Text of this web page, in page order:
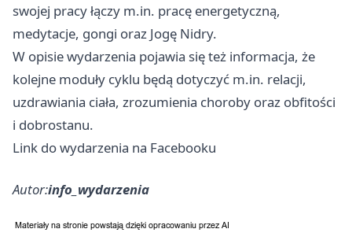
swojej pracy łączy m.in. pracę energetyczną,
medytacje, gongi oraz Jogę Nidry.
W opisie wydarzenia pojawia się też informacja, że
kolejne moduły cyklu będą dotyczyć m.in. relacji,
uzdrawiania ciała, zrozumienia choroby oraz obfitości
i dobrostanu.
Link do wydarzenia na Facebooku
Autor:info_wydarzenia